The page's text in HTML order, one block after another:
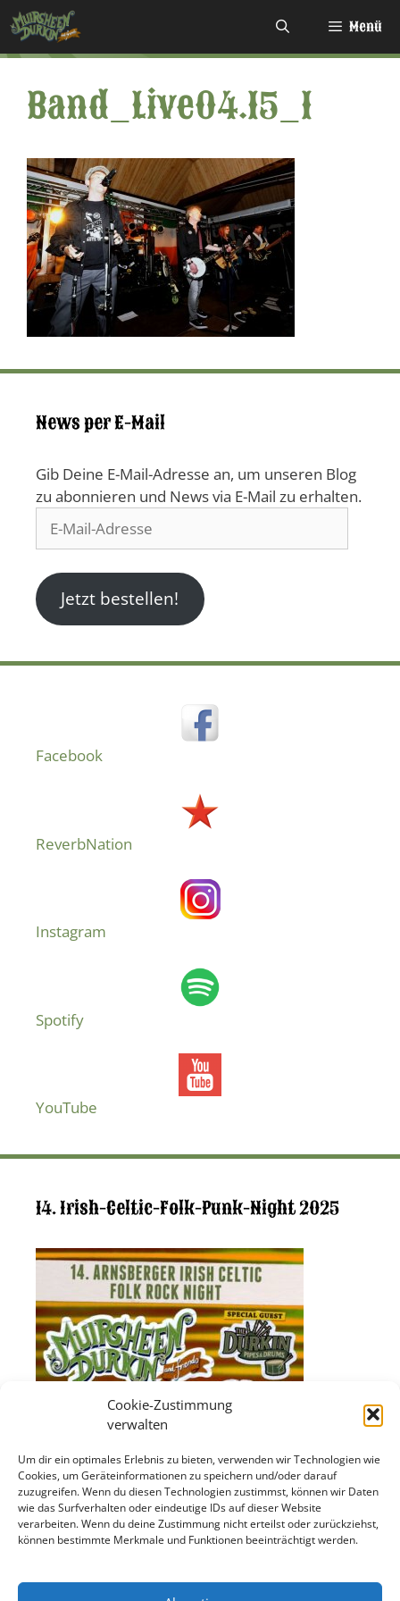
Cookie-Zustimmung
verwalten
Um dir ein optimales Erlebnis zu bieten, verwenden wir Technologien wie
Cookies, um Geräteinformationen zu speichern und/oder darauf
zuzugreifen. Wenn du diesen Technologien zustimmst, können wir Daten
wie das Surfverhalten oder eindeutige IDs auf dieser Website
verarbeiten. Wenn du deine Zustimmung nicht erteilst oder zurückziehst,
können bestimmte Merkmale und Funktionen beeinträchtigt werden.
Zum
Inhalt
springen
Menü
Band_Live04.15_1
News per E-Mail
Gib Deine E-Mail-Adresse an, um unseren Blog
zu abonnieren und News via E-Mail zu erhalten.
Mail-
Jetzt bestellen!
Facebook
ReverbNation
Instagram
Spotify
YouTube
14. Irish-Celtic-Folk-Punk-Night 2025